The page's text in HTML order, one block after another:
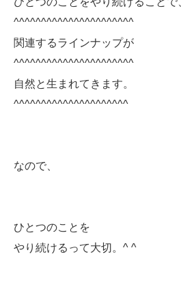
^^^^^^^^^^^^^^^^^^^^^^
関連するラインナップが
^^^^^^^^^^^^^^^^^^^^^^
自然と生まれてきます。
^^^^^^^^^^^^^^^^^^^^^
なので、
ひとつのことを
やり続けるって大切。^ ^